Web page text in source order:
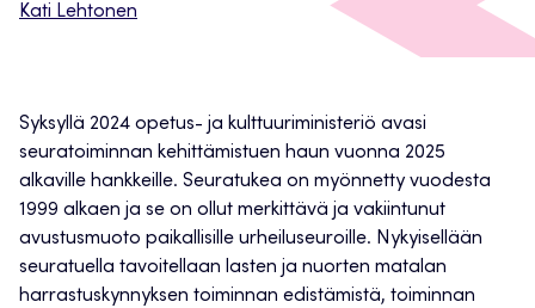
Kati Lehtonen
Syksyllä 2024 opetus- ja kulttuuriministeriö avasi
seuratoiminnan kehittämistuen haun vuonna 2025
alkaville hankkeille. Seuratukea on myönnetty vuodesta
1999 alkaen ja se on ollut merkittävä ja vakiintunut
avustusmuoto paikallisille urheiluseuroille. Nykyisellään
seuratuella tavoitellaan lasten ja nuorten matalan
harrastuskynnyksen toiminnan edistämistä, toiminnan